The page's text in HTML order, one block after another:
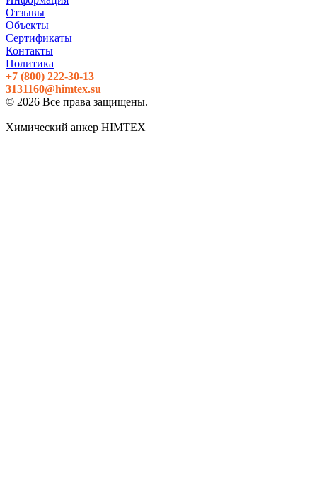
Отзывы
Объекты
Сертификаты
Контакты
Политика
+7 (800) 222-30-13
3131160@himtex.su
© 2026 Все права защищены.
Химический анкер HIMTEX